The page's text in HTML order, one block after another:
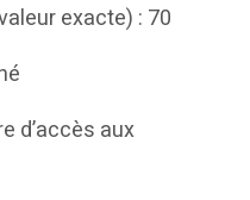
exacte) : 70
d’accès aux